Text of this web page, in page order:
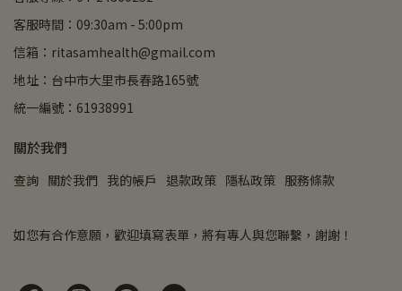
客服時間：09:30am - 5:00pm
信箱：ritasamhealth@gmail.com
地址：台中市大里市長春路165號
統一編號：61938991
關於我們
查詢 關於我們 我的帳戶 退款政策 隱私政策 服務條款
如您有合作意願，歡迎填寫表單，將有專人與您聯繫，謝謝！